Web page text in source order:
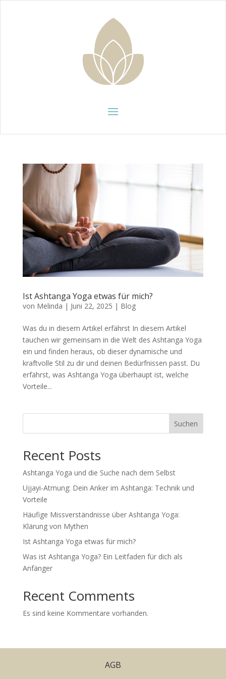
Ist Ashtanga Yoga etwas für mich?
von Melinda | Juni 22, 2025 | Blog
Was du in diesem Artikel erfährst In diesem Artikel
tauchen wir gemeinsam in die Welt des Ashtanga Yoga
ein und finden heraus, ob dieser dynamische und
kraftvolle Stil zu dir und deinen Bedürfnissen passt. Du
erfährst, was Ashtanga Yoga überhaupt ist, welche
Vorteile...
Suchen
Recent Posts
Ashtanga Yoga und die Suche nach dem Selbst
Ujjayi-Atmung: Dein Anker im Ashtanga: Technik und
Vorteile
Häufige Missverständnisse über Ashtanga Yoga:
Klärung von Mythen
Ist Ashtanga Yoga etwas für mich?
Was ist Ashtanga Yoga? Ein Leitfaden für dich als
Anfänger
Recent Comments
Es sind keine Kommentare vorhanden.
AGB